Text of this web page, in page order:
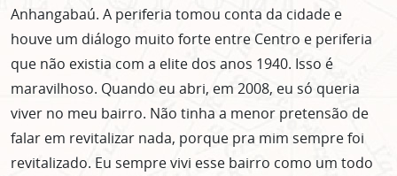
Anhangabaú. A periferia tomou conta da cidade e
houve um diálogo muito forte entre Centro e periferia
que não existia com a elite dos anos 1940. Isso é
maravilhoso. Quando eu abri, em 2008, eu só queria
viver no meu bairro. Não tinha a menor pretensão de
falar em revitalizar nada, porque pra mim sempre foi
revitalizado. Eu sempre vivi esse bairro como um todo